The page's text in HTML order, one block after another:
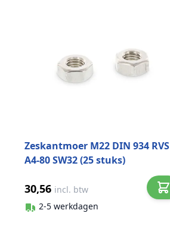
Zeskantmoer M22 DIN 934 RVS
A4-80 SW32 (25 stuks)
30,56 incl. btw
2-5 werkdagen